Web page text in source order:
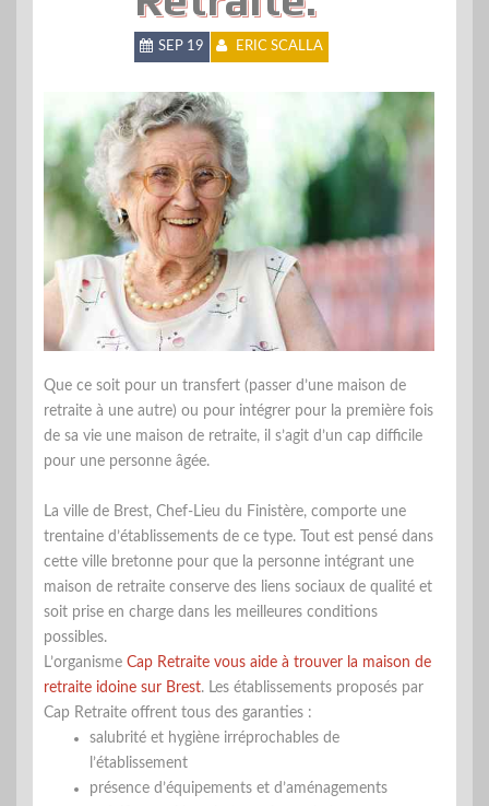
SEP 19 ERIC SCALLA
Que ce soit pour un transfert (passer d’une maison de
retraite à une autre) ou pour intégrer pour la première fois
de sa vie une maison de retraite, il s’agit d’un cap difficile
pour une personne âgée.
La ville de Brest, Chef-Lieu du Finistère, comporte une
trentaine d’établissements de ce type. Tout est pensé dans
cette ville bretonne pour que la personne intégrant une
maison de retraite conserve des liens sociaux de qualité et
soit prise en charge dans les meilleures conditions
possibles.
L’organisme Cap Retraite vous aide à trouver la maison de
retraite idoine sur Brest. Les établissements proposés par
Cap Retraite offrent tous des garanties :
salubrité et hygiène irréprochables de
l’établissement
présence d’équipements et d’aménagements